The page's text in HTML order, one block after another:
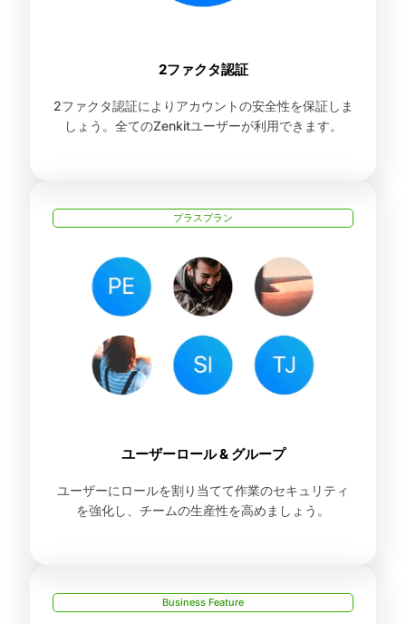
2ファクタ認証
2ファクタ認証によりアカウントの安全性を保証しま
しょう。全てのZenkitユーザーが利用できます。
プラスプラン
ユーザーロール & グループ
ユーザーにロールを割り当てて作業のセキュリティ
を強化し、チームの生産性を高めましょう。
Business Feature